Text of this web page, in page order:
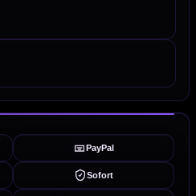
PayPal
Sofort